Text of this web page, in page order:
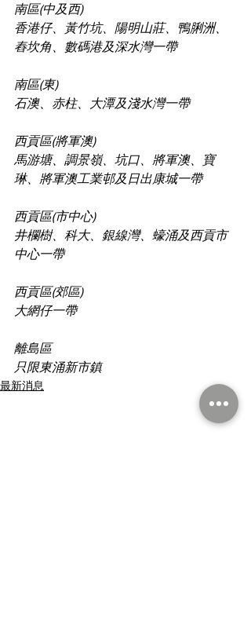
南區(中及西)
香港仔、黃竹坑、陽明山莊、鴨脷洲、
舂坎角、數碼港及深水灣一帶
南區(東)
石澳、赤柱、大潭及淺水灣一帶
西貢區(將軍澳)
馬游塘、調景嶺、坑口、將軍澳、寶
琳、將軍澳工業邨及日出康城一帶
西貢區(市中心)
井欄樹、科大、銀線灣、蠔涌及西貢市
中心一帶
西貢區(郊區)
大網仔一帶
離島區
只限東涌新市鎮
最新消息